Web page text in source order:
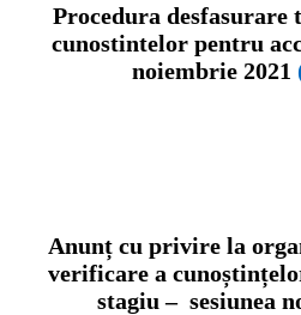
Procedura desfasurare
cunostintelor pentru
noiembrie 2021
Anunț cu privire la
verificare a
stagiu – sesiunea